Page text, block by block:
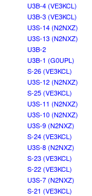
U3B-4 (VE3KCL)
U3B-3 (VE3KCL)
U3S-14 (N2NXZ)
U3S-13 (N2NXZ)
U3B-2
U3B-1 (G0UPL)
S-26 (VE3KCL)
U3S-12 (N2NXZ)
S-25 (VE3KCL)
U3S-11 (N2NXZ)
U3S-10 (N2NXZ)
U3S-9 (N2NXZ)
S-24 (VE3KCL)
U3S-8 (N2NXZ)
S-23 (VE3KCL)
S-22 (VE3KCL)
U3S-7 (N2NXZ)
S-21 (VE3KCL)